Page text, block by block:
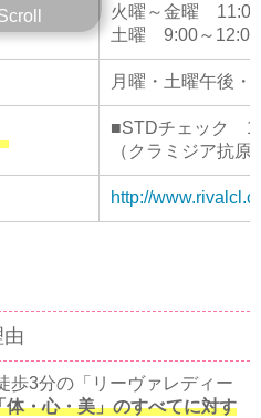
火曜～金曜 11:00
土曜 9:00～12:00
月曜・土曜午後・
■STDチェック
（クラミジア抗
http://
歩3分の「リーヴァレディー
体・心・美」のすべてに対す